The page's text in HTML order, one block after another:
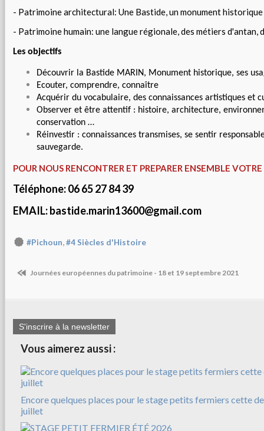
- Patrimoine architectural: Une Bastide, un monument historique
- Patrimoine humain: une langue régionale, des métiers d'antan,
Les objectifs
Découvrir la Bastide MARIN, Monument historique, ses
Ecouter, comprendre, connaître
Acquérir du vocabulaire, des connaissances artistiques et
Observer et être attentif : histoire, architecture,
conservation …
Réinvestir : connaissances transmises, se sentir
sauvegarde.
POUR NOUS RENCONTRER ET PREPARER ENSEMBLE
Téléphone: 06 65 27 84 39
EMAIL: bastide.marin13600@gmail.com
#Pichoun,#4 Siècles d'Histoire
Journées européennes du patrimoine - 18 et 19 septembre 2021
S'inscrire à la newsletter
Vous aimerez aussi :
Encore quelques places pour le stage petits fermiers cette
juillet